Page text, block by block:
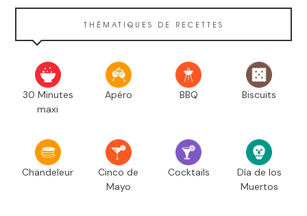
THÉMATIQUES DE RECETTES
30 Minutes
maxi
Apéro BBQ Biscuits
Chandeleur
Cinco de
Mayo
Cocktails
Día de los
Muertos